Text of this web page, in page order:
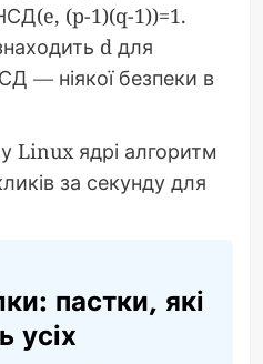
(p-1)(q-1))=1.
d для
— ніякої безпеки в
Linux ядрі алгоритм
за секунду для
пастки, які
усіх